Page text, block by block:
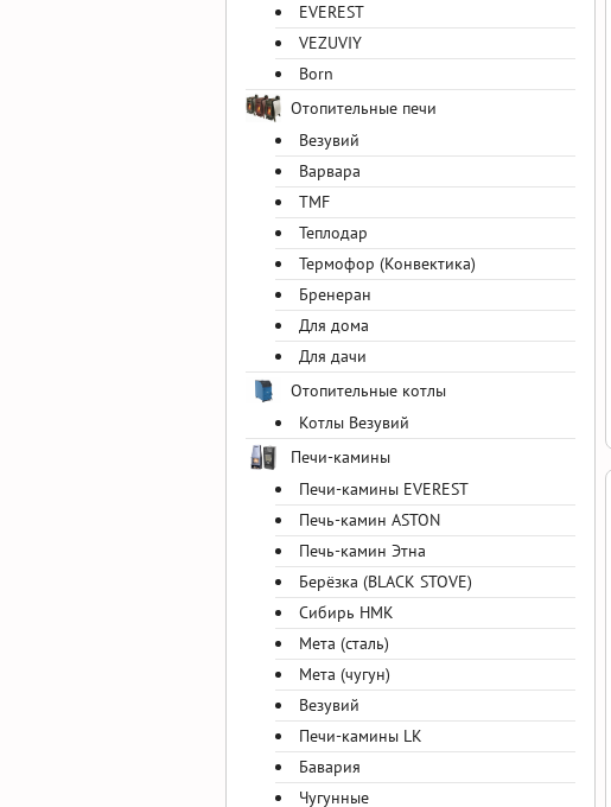
EVEREST
VEZUVIY
Born
Отопительные печи
Везувий
Варвара
TMF
Теплодар
Термофор (Конвектика)
Бренеран
Для дома
Для дачи
Отопительные котлы
Котлы Везувий
Печи-камины
Печи-камины EVEREST
Печь-камин ASTON
Печь-камин Этна
Берёзка (BLACK STOVE)
Сибирь НМК
Мета (сталь)
Мета (чугун)
Везувий
Печи-камины LK
Бавария
Чугунные